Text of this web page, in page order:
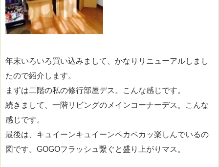
年末いろいろ買い込みまして、かなりリニューアルしまし
たので紹介します。
まずは二階の私の修行部屋デス。こんな感じです。
続きまして、一階リビングのメインコーナーデス。こんな
感じです。
最後は、キュイーンキュイーンペカペカッ楽しんでいるの
図です。GOGOフラッシュ繋ぐと盛り上がりマス。